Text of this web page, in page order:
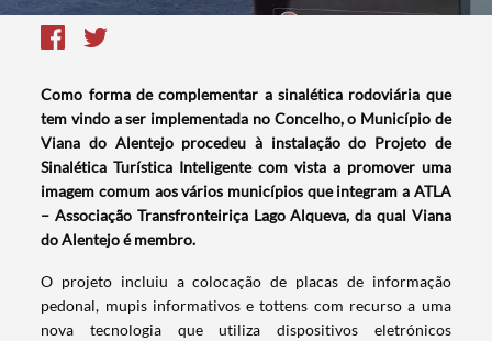
Como forma de complementar a sinalética rodoviária que
tem vindo a ser implementada no Concelho, o Município de
Viana do Alentejo procedeu à instalação do Projeto de
Sinalética Turística Inteligente com vista a promover uma
imagem comum aos vários municípios que integram a ATLA
– Associação Transfronteiriça Lago Alqueva, da qual Viana
do Alentejo é membro.
O projeto incluiu a colocação de placas de informação
pedonal, mupis informativos e tottens com recurso a uma
nova tecnologia que utiliza dispositivos eletrónicos